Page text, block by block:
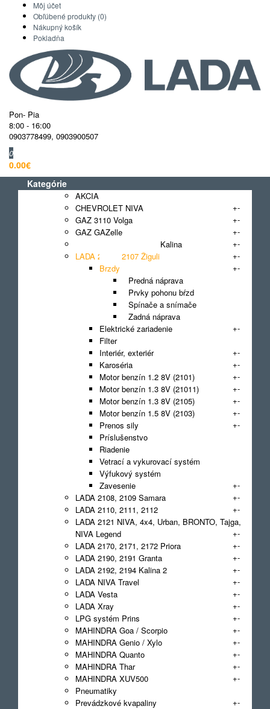
Môj účet
Obľúbené produkty (0)
Nákupný košík
Pokladňa
Pon- Pia
8:00 - 16:00
0903778499, 0903900507
0
0.00€
Kategórie
AKCIA
CHEVROLET NIVA
+-
GAZ 3110 Volga
+-
GAZ GAZelle
+-
LADA 1118, 1117, 1119 Kalina
+-
LADA 2101 - 2107 Žiguli
+-
Brzdy
+-
Predná náprava
Prvky pohonu bŕzd
Spínače a snímače
Zadná náprava
Elektrické zariadenie
+-
Filter
Interiér, exteriér
+-
Karoséria
+-
Motor benzín 1.2 8V (2101)
+-
Motor benzín 1.3 8V (21011)
+-
Motor benzín 1.3 8V (2105)
+-
Motor benzín 1.5 8V (2103)
+-
Prenos sily
+-
Príslušenstvo
Riadenie
Vetrací a vykurovací systém
Výfukový systém
Zavesenie
+-
LADA 2108, 2109 Samara
+-
LADA 2110, 2111, 2112
+-
LADA 2121 NIVA, 4x4, Urban, BRONTO, Tajga,
NIVA Legend
+-
LADA 2170, 2171, 2172 Priora
+-
LADA 2190, 2191 Granta
+-
LADA 2192, 2194 Kalina 2
+-
LADA NIVA Travel
+-
LADA Vesta
+-
LADA Xray
+-
LPG systém Prins
+-
MAHINDRA Goa / Scorpio
+-
MAHINDRA Genio / Xylo
+-
MAHINDRA Quanto
+-
MAHINDRA Thar
+-
MAHINDRA XUV500
+-
Pneumatiky
Prevádzkové kvapaliny
+-